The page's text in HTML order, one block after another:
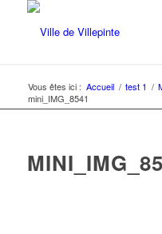
Vous êtes ici : Accueil / test 1 /
mini_IMG_8541